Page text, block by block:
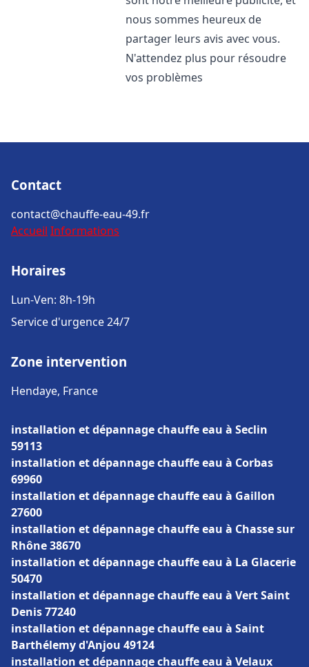
nous sommes heureux de
partager leurs avis avec vous.
N'attendez plus pour résoudre
vos problèmes
Contact
contact@chauffe-eau-49.fr
Accueil Informations
Horaires
Lun-Ven: 8h-19h
Service d'urgence 24/7
Zone intervention
Hendaye, France
installation et dépannage chauffe eau à Seclin
59113
installation et dépannage chauffe eau à Corbas
69960
installation et dépannage chauffe eau à Gaillon
27600
installation et dépannage chauffe eau à Chasse sur
Rhône 38670
installation et dépannage chauffe eau à La Glacerie
50470
installation et dépannage chauffe eau à Vert Saint
Denis 77240
installation et dépannage chauffe eau à Saint
Barthélemy d'Anjou 49124
installation et dépannage chauffe eau à Velaux